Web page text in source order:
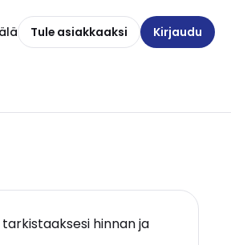
Tule asiakkaaksi Kirjaudu
hinnan ja